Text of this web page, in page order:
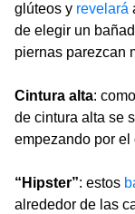
glúteos y revelará
de elegir un
piernas parezcan
Cintura alta:
de cintura alta se
empezando por el
“Hipster”: estos
alrededor de las